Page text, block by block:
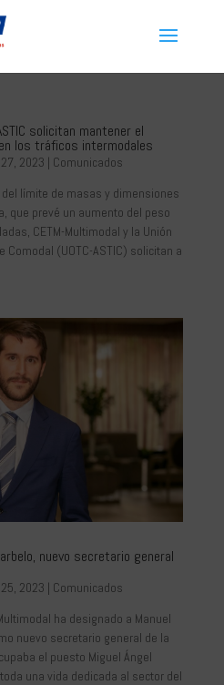
solicitan mantener el
los tráficos intermodales
2023 | Comunicados
límite de masas y dimensiones
que prevé un aumento del peso
CETM-Multimodal y la Unión
Comodal (UOTC-ASTIC) solicitan a
nuevo secretario general
2023 | Comunicados
ha designado a Manuel
nuevo secretario general de la
el puesto Miguel Ángel
una vida dedicada al sector del